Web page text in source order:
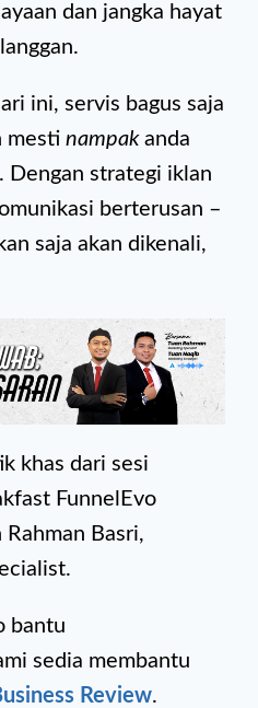
dan jangka hayat
ini, servis bagus saja
mesti nampakanda
Dengan strategi iklan
berterusan –
saja akan dikenali,
khas dari sesi
FunnelEvo
Rahman Basri,
bantu
sedia membantu
Review.